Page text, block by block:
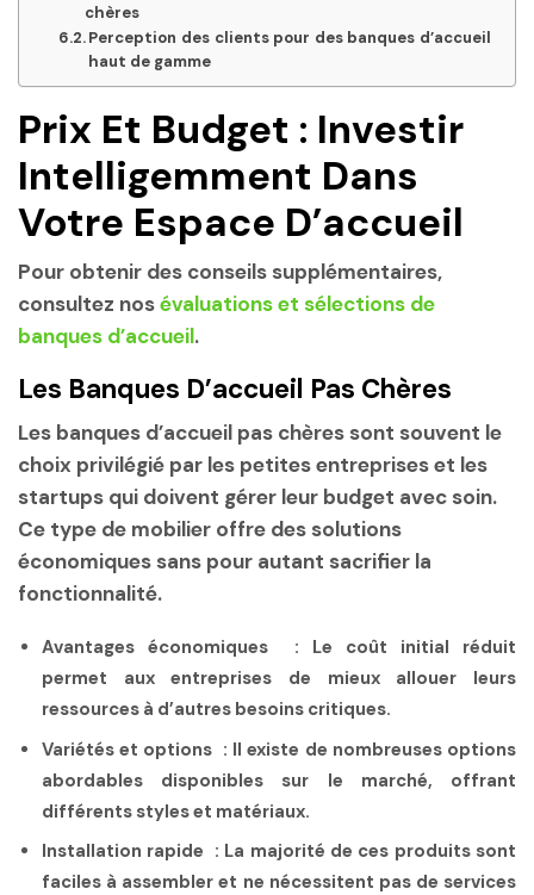
chères
Perception des clients pour des banques d’accueil
haut de gamme
Prix Et Budget : Investir
Intelligemment Dans
Votre Espace D’accueil
Pour obtenir des conseils supplémentaires,
consultez nosévaluations et sélections de
banques d’accueil.
Les Banques D’accueil Pas Chères
Les banques d’accueil pas chères sont souvent le
choix privilégié par les petites entrepriseset les
startups qui doivent gérer leur budget avec soin.
Ce type de mobilier offre des solutions
économiques sans pour autant sacrifier la
fonctionnalité.
Avantages économiques : Le coût initial réduit
permet aux entreprises de mieux allouer leurs
ressources à d’autres besoins critiques.
Variétés et options : Il existe de nombreuses options
abordables disponibles sur le marché, offrant
différents styles et matériaux.
Installation rapide : La majorité de ces produits sont
faciles à assembler et ne nécessitent pas de services